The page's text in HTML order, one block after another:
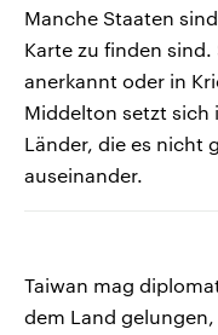
Manche Staaten
Karte zu finden
anerkannt oder in
Middelton setzt sich
Länder, die es nicht
auseinander.
Taiwan mag
dem Land